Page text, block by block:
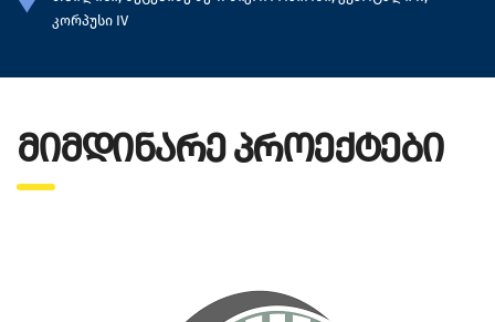
კორპუსი IV
ᲛᲘᲛᲓᲘᲜᲐᲠᲔ ᲞᲠᲝᲔᲥᲢᲔᲑᲘ